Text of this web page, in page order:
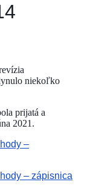
niekoľko
prijatá a
2021.
–
– zápisnica